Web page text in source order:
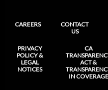
CAREERS
CONTACT
US
PRIVACY
POLICY &
LEGAL
NOTICES
CA
ACT &
IN COVERAGE